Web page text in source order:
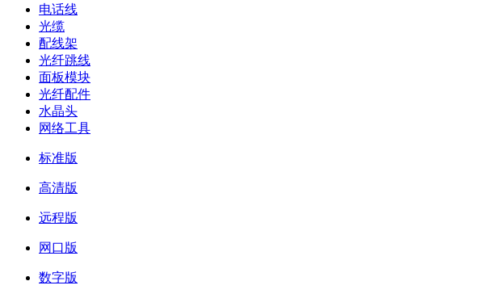
电话线
光缆
配线架
光纤跳线
面板模块
光纤配件
水晶头
网络工具
标准版
高清版
远程版
网口版
数字版